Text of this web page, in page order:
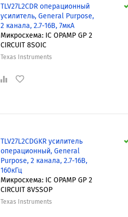
TLV27L2CDR операционный
усилитель, General Purpose,
2 канала, 2.7-16В, 7мкА
Микросхема: IC OPAMP GP 2
CIRCUIT 8SOIC
Texas Instruments
TLV27L2CDGKR усилитель
операционный, General
Purpose, 2 канала, 2.7-16В,
160кГц
Микросхема: IC OPAMP GP 2
CIRCUIT 8VSSOP
Texas Instruments